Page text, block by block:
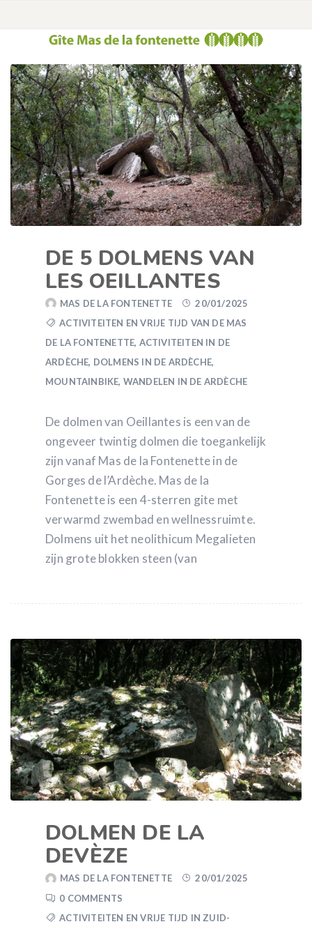
DE 5 DOLMENS VAN
LES OEILLANTES
MAS DE LA FONTENETTE
20/01/2025
ACTIVITEITEN EN VRIJE TIJD VAN DE MAS
DE LA FONTENETTE, ACTIVITEITEN IN DE
ARDÈCHE, DOLMENS IN DE ARDÈCHE,
MOUNTAINBIKE, WANDELEN IN DE ARDÈCHE
De dolmen van Oeillantes is een van de
ongeveer twintig dolmen die toegankelijk
zijn vanaf Mas de la Fontenette in de
Gorges de l’Ardèche. Mas de la
Fontenette is een 4-sterren gite met
verwarmd zwembad en wellnessruimte.
Dolmens uit het neolithicum Megalieten
zijn grote blokken steen (van
DOLMEN DE LA
DEVÈZE
MAS DE LA FONTENETTE
20/01/2025
0 COMMENTS
ACTIVITEITEN EN VRIJE TIJD IN ZUID-